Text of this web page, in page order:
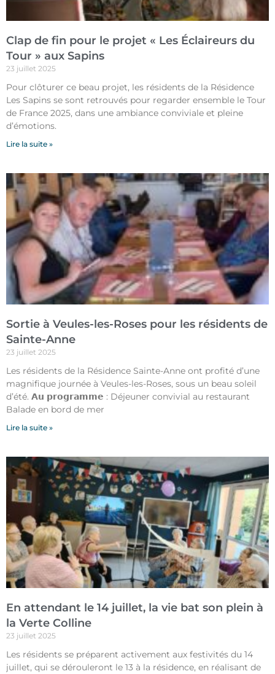
Clap de fin pour le projet « Les Éclaireurs du
Tour » aux Sapins
23 juillet 2025
Pour clôturer ce beau projet, les résidents de la Résidence
Les Sapins se sont retrouvés pour regarder ensemble le Tour
de France 2025, dans une ambiance conviviale et pleine
d’émotions.
Lire la suite »
Sortie à Veules-les-Roses pour les résidents de
Sainte-Anne
23 juillet 2025
Les résidents de la Résidence Sainte-Anne ont profité d’une
magnifique journée à Veules-les-Roses, sous un beau soleil
d’été. 𝗔𝘂 𝗽𝗿𝗼𝗴𝗿𝗮𝗺𝗺𝗲 : Déjeuner convivial au restaurant
Balade en bord de mer
Lire la suite »
En attendant le 14 juillet, la vie bat son plein à
la Verte Colline
23 juillet 2025
Les résidents se préparent activement aux festivités du 14
juillet, qui se dérouleront le 13 à la résidence, en réalisant de